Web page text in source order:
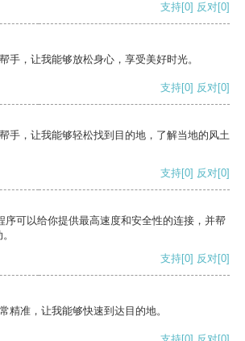
支持[0] 反对[0]
手，让我能够放松身心，享受美好时光。
支持[0] 反对[0]
手，让我能够轻松找到目的地，了解当地的风土
支持[0] 反对[0]
序可以给你提供最高速度和安全性的连接，并帮
支持[0] 反对[0]
精准，让我能够快速到达目的地。